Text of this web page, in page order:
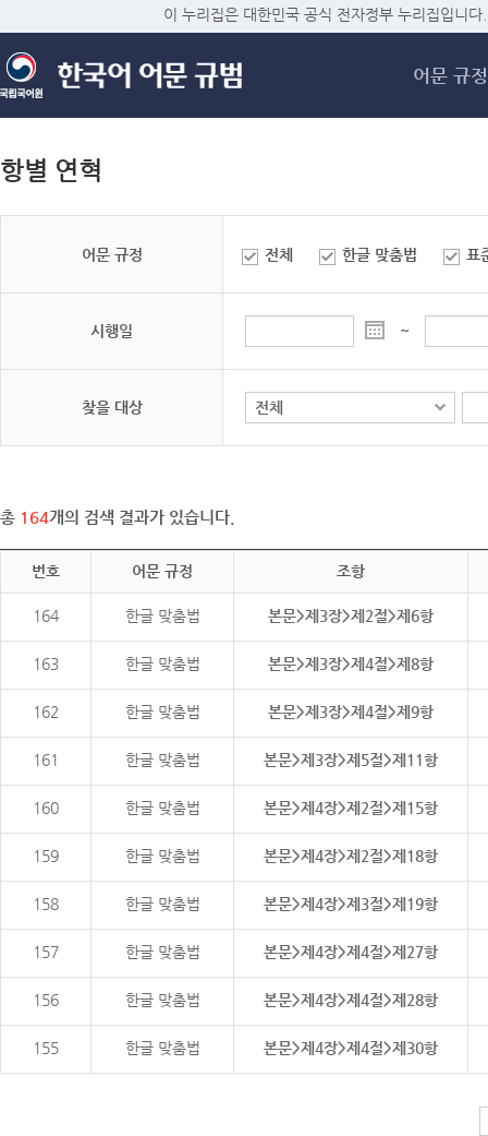
메
이 누리집은 대한민국 공식 전자정부 누리집입니다.
어문 규정
항별 연혁
어문 규정 전체 한글 맞춤법 표
시행일 ~
찾을 대상
총 164개의 검색 결과가 있습니다.
번호 어문 규정 조항
164 한글 맞춤법 본문>제3장>제2절>제6항
163 한글 맞춤법 본문>제3장>제4절>제8항
162 한글 맞춤법 본문>제3장>제4절>제9항
161 한글 맞춤법 본문>제3장>제5절>제11항
160 한글 맞춤법 본문>제4장>제2절>제15항
159 한글 맞춤법 본문>제4장>제2절>제18항
158 한글 맞춤법 본문>제4장>제3절>제19항
157 한글 맞춤법 본문>제4장>제4절>제27항
156 한글 맞춤법 본문>제4장>제4절>제28항
155 한글 맞춤법 본문>제4장>제4절>제30항